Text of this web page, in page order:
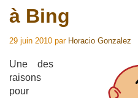
à Bing
29 juin 2010 par Horacio Gonzalez
Une des
raisons
pour